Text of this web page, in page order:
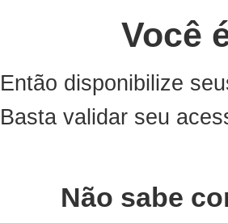
Você
Então disponibilize
Basta validar seu
Não sabe